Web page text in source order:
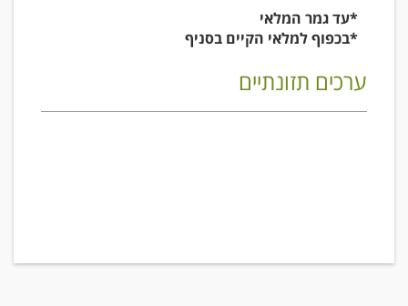
*עד גמר המלאי
*בכפוף למלאי הקיים בסניף
ערכים תזונתיים